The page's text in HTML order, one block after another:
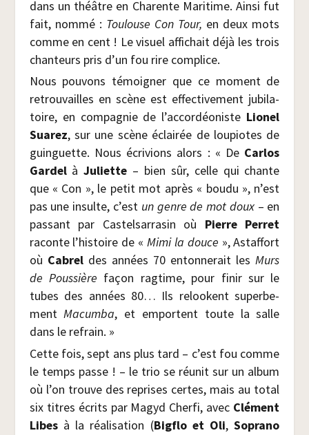
dans un théâtre en Cha­rente Mari­time. Ain­si fut
fait, nom­mé : Tou­louse Con Tour, en deux mots
comme en cent ! Le visuel affi­chait déjà les trois
chan­teurs pris d’un fou rire complice.
Nous pou­vons témoi­gner que ce moment de
retrou­vailles en scène est effec­ti­ve­ment jubi­la­
toire, en com­pa­gnie de l’accordéoniste Lio­nel
Sua­rez, sur une scène éclai­rée de lou­piotes de
guin­guette. Nous écri­vions alors : « De Car­los
Gar­delàJuliette – bien sûr, celle qui chante
que « Con », le petit mot après « bou­du », n’est
pas une insulte, c’est un genre de mot doux– en
pas­sant par Cas­tel­sar­ra­sin où Pierre Per­ret
raconte l’histoire de « Mimi la douce », Astaf­fort
où Cabreldes années 70 enton­ne­rait lesMurs
de Pous­sière façon rag­time, pour finir sur le
tubes des années 80… Ils relookent super­be­
mentMacum­ba, et emportent toute la salle
dans le refrain. »
Cette fois, sept ans plus tard – c’est fou comme
le temps passe ! – le trio se réunit sur un album
où l’on trouve des reprises certes, mais au total
six titres écrits par Magyd Cher­fi, avec Clé­ment
Libesà la réa­li­sa­tion (Big­flo et Oli,Sopra­no